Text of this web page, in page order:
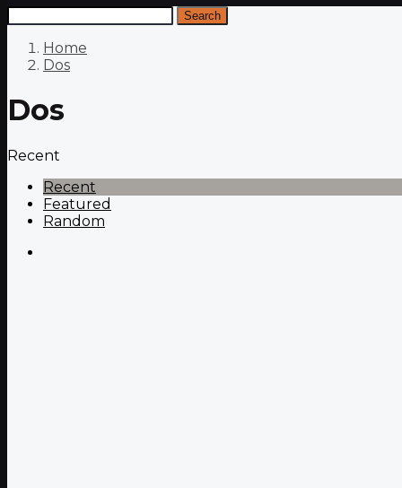
Search
Home
Dos
Dos
Recent
Recent
Featured
Random